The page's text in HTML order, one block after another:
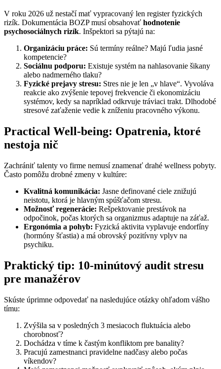
V roku 2026 už nestačí mať vypracovaný len register fyzických
rizík. Dokumentácia BOZP musí obsahovať hodnotenie
psychosociálnych rizík. Inšpektori sa pýtajú na:
Organizáciu práce: Sú termíny reálne? Majú ľudia jasné
kompetencie?
Sociálnu podporu: Existuje systém na nahlasovanie šikany
alebo nadmerného tlaku?
Fyzické prejavy stresu: Stres nie je len „v hlave“. Vyvoláva
reakcie ako zvýšenie tepovej frekvencie či ekonomizáciu
systémov, kedy sa napríklad odkrvuje tráviaci trakt. Dlhodobé
stresové zaťaženie vedie k zníženiu pracovného výkonu.
Practical Well-being: Opatrenia, ktoré
nestoja nič
Zachrániť talenty vo firme nemusí znamenať drahé wellness pobyty.
Často pomôžu drobné zmeny v kultúre:
Kvalitná komunikácia: Jasne definované ciele znižujú
neistotu, ktorá je hlavným spúšťačom stresu.
Možnosť regenerácie: Rešpektovanie prestávok na
odpočinok, počas ktorých sa organizmus adaptuje na záťaž.
Ergonómia a pohyb: Fyzická aktivita vyplavuje endorfíny
(hormóny šťastia) a má obrovský pozitívny vplyv na
psychiku.
Praktický tip: 10-minútový audit stresu
pre manažérov
Skúste úprimne odpovedať na nasledujúce otázky ohľadom vášho
tímu:
Zvýšila sa v posledných 3 mesiacoch fluktuácia alebo
chorobnosť?
Dochádza v tíme k častým konfliktom pre banality?
Pracujú zamestnanci pravidelne nadčasy alebo počas
víkendov?